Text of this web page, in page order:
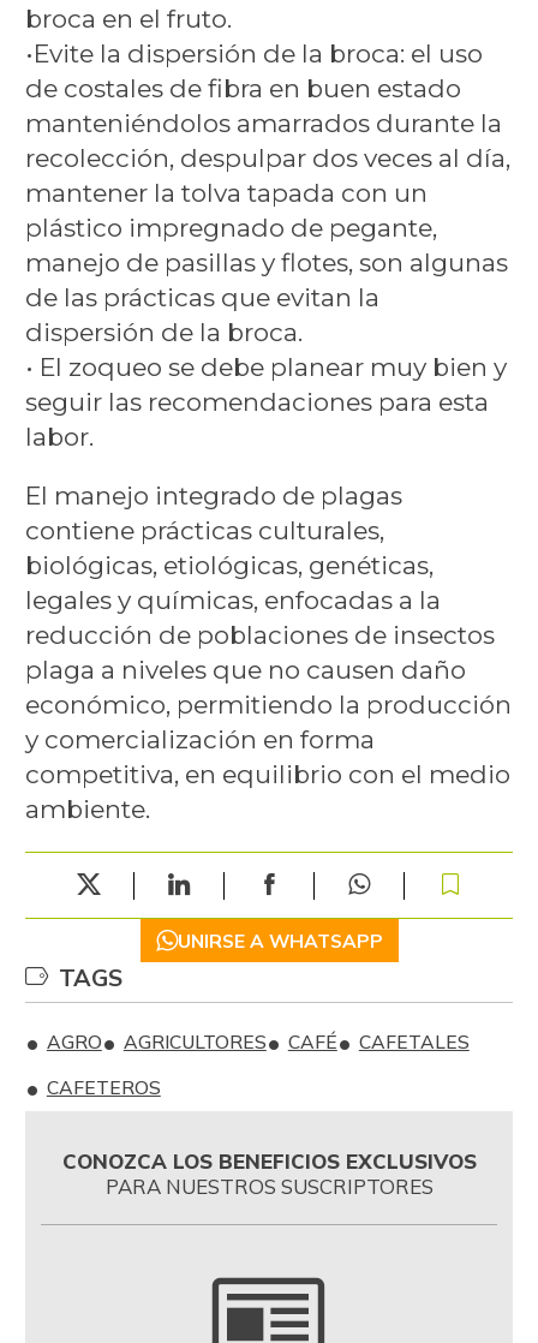
broca en el fruto.
•Evite la dispersión de la broca: el uso
de costales de fibra en buen estado
manteniéndolos amarrados durante la
recolección, despulpar dos veces al día,
mantener la tolva tapada con un
plástico impregnado de pegante,
manejo de pasillas y flotes, son algunas
de las prácticas que evitan la
dispersión de la broca.
• El zoqueo se debe planear muy bien y
seguir las recomendaciones para esta
labor.
El manejo integrado de plagas
contiene prácticas culturales,
biológicas, etiológicas, genéticas,
legales y químicas, enfocadas a la
reducción de poblaciones de insectos
plaga a niveles que no causen daño
económico, permitiendo la producción
y comercialización en forma
competitiva, en equilibrio con el medio
ambiente.
UNIRSE A WHATSAPP
TAGS
AGRO AGRICULTORES CAFÉ
CAFETALES
CAFETEROS
CONOZCA LOS BENEFICIOS EXCLUSIVOS
PARA NUESTROS SUSCRIPTORES